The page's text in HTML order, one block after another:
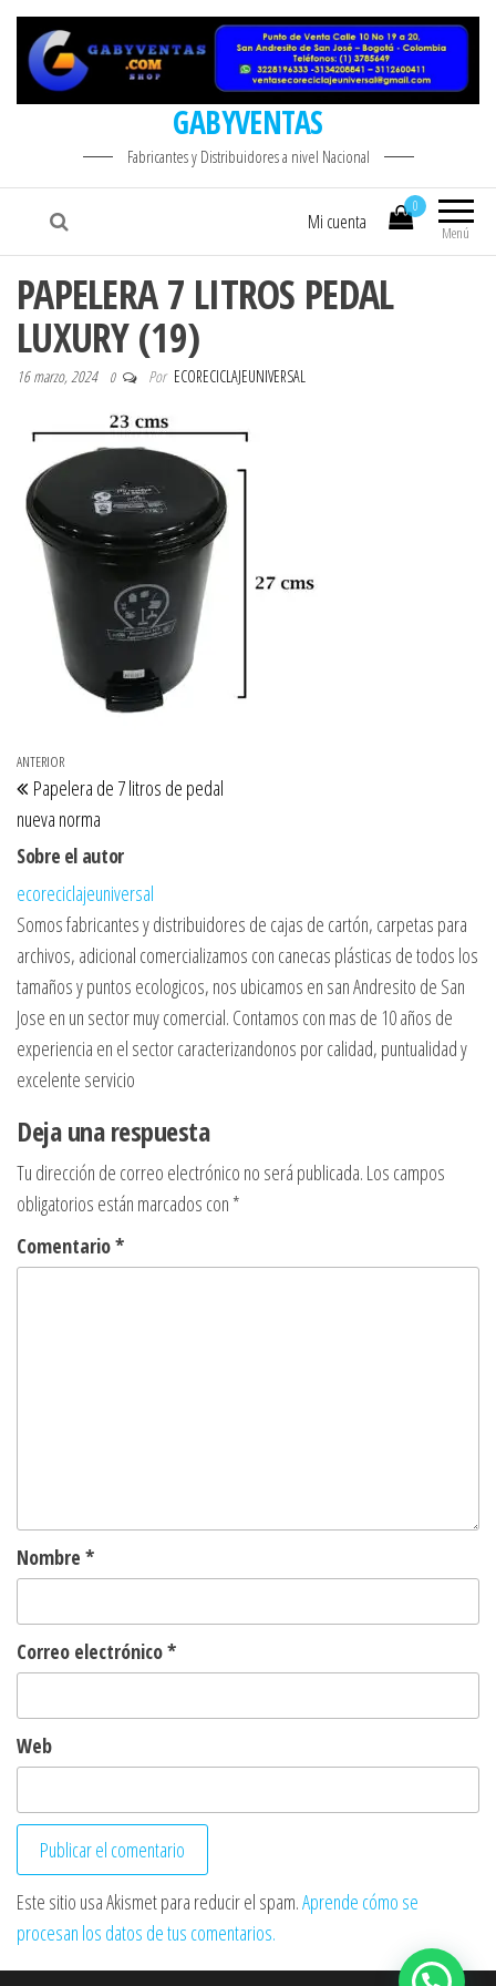
GABYVENTAS
Fabricantes y Distribuidores a nivel Nacional
Menú
0
Mi cuenta
PAPELERA 7 LITROS PEDAL
LUXURY (19)
16 marzo, 2024 0 Por ECORECICLAJEUNIVERSAL
Navegación de entradas
Entrada anterior
ANTERIOR
Papelera de 7 litros de pedal
nueva norma
Sobre el autor
ecoreciclajeuniversal
Somos fabricantes y distribuidores de cajas de cartón, carpetas para
archivos, adicional comercializamos con canecas plásticas de todos los
tamaños y puntos ecologicos, nos ubicamos en san Andresito de San
Jose en un sector muy comercial. Contamos con mas de 10 años de
experiencia en el sector caracterizandonos por calidad, puntualidad y
excelente servicio
Deja una respuesta
Tu dirección de correo electrónico no será publicada. Los campos
obligatorios están marcados con *
Comentario*
Nombre *
Correo electrónico*
Web
Este sitio usa Akismet para reducir el spam.Aprende cómo se
procesan los datos de tus comentarios.